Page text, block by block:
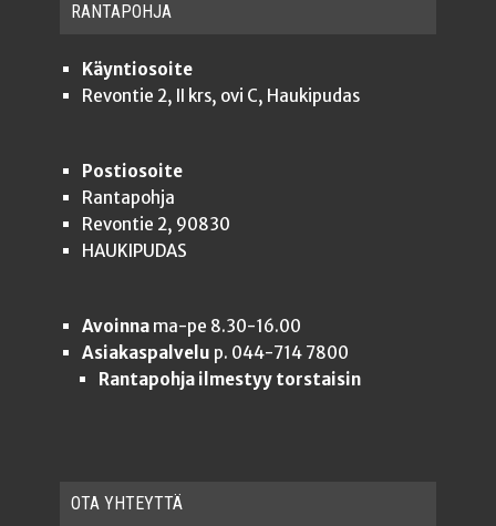
RAN­TA­POH­JA
Käyntiosoite
Revontie 2, II krs, ovi C, Haukipudas
Postiosoite
Rantapohja
Revontie 2, 90830
HAUKIPUDAS
Avoinnama-pe 8.30-16.00
Asiakaspalvelu p. 044-714 7800
Rantapohja ilmestyy torstaisin
OTA YHTEYT­TÄ